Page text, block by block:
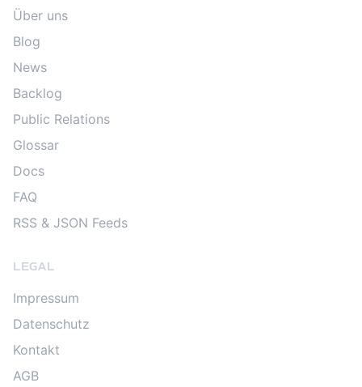
Über uns
Blog
News
Backlog
Public Relations
Glossar
Docs
FAQ
RSS & JSON Feeds
LEGAL
Impressum
Datenschutz
Kontakt
AGB